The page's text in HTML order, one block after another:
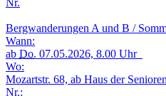
Bergwanderungen A und B /
Wann:
ab Do. 07.05.2026, 8.00 Uhr
Wo:
Mozartstr. 68, ab Haus der
Nr.: